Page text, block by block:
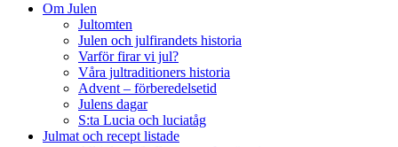
Om Julen
Jultomten
Julen och julfirandets historia
Varför firar vi jul?
Våra jultraditioners historia
Advent – förberedelsetid
Julens dagar
S:ta Lucia och luciatåg
Julmat och recept listade